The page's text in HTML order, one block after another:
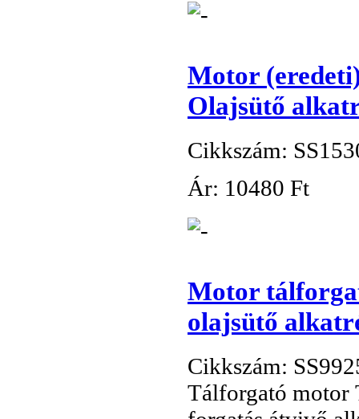
Motor
Olajsütő
Cikkszám:
Ár: 10480 Ft
Motor
olajsütő
Cikkszám:
Tálforgató motor